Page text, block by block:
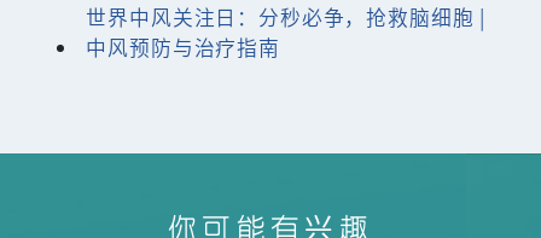
世界中风关注日：分秒必争，抢救脑细胞 |
中风预防与治疗指南
你可能有兴趣